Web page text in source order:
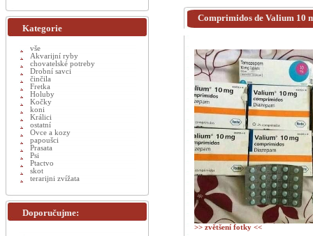
Comprimidos de Valium 10
>> zvětšení fotky <<
Kategorie
vše
Akvarijní ryby
chovatelské potreby
Drobní savci
činčila
Fretka
Holuby
Kočky
koni
Králici
ostatní
Ovce a kozy
papoušci
Prasata
Psi
Ptactvo
skot
terarijni zvížata
Doporučujme: